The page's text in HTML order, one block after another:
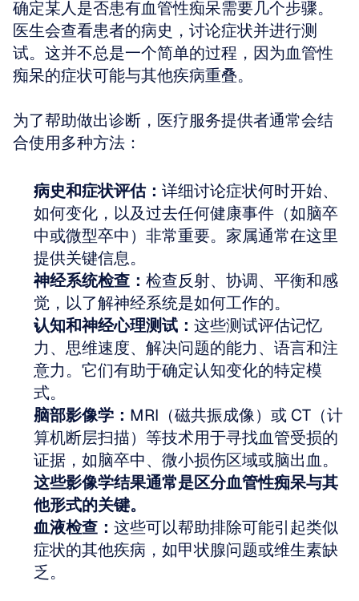
确定某人是否患有血管性痴呆需要几个步骤。
医生会查看患者的病史，讨论症状并进行测
试。这并不总是一个简单的过程，因为血管性
痴呆的症状可能与其他疾病重叠。
为了帮助做出诊断，医疗服务提供者通常会结
合使用多种方法：
病史和症状评估： 详细讨论症状何时开始、
如何变化，以及过去任何健康事件（如脑卒
中或微型卒中）非常重要。家属通常在这里
提供关键信息。
神经系统检查： 检查反射、协调、平衡和感
觉，以了解神经系统是如何工作的。
认知和神经心理测试： 这些测试评估记忆
力、思维速度、解决问题的能力、语言和注
意力。它们有助于确定认知变化的特定模
式。
脑部影像学： MRI（磁共振成像）或 CT（计
算机断层扫描）等技术用于寻找血管受损的
证据，如脑卒中、微小损伤区域或脑出血。
这些影像学结果通常是区分血管性痴呆与其
他形式的关键。
血液检查： 这些可以帮助排除可能引起类似
症状的其他疾病，如甲状腺问题或维生素缺
乏。